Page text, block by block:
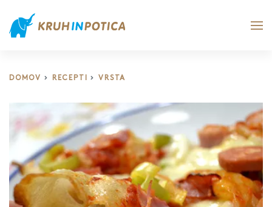
DOMOV RECEPTI VRSTA